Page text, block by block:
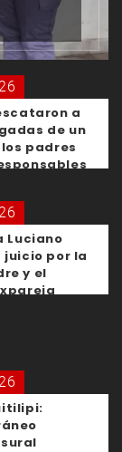
a
de un
padres
Luciano
juicio por la
y el